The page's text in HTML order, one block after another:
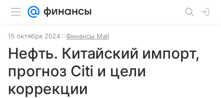
15 октября 2024 Финансы Mail
Нефть. Китайский импорт,
прогноз Citi и цели
коррекции